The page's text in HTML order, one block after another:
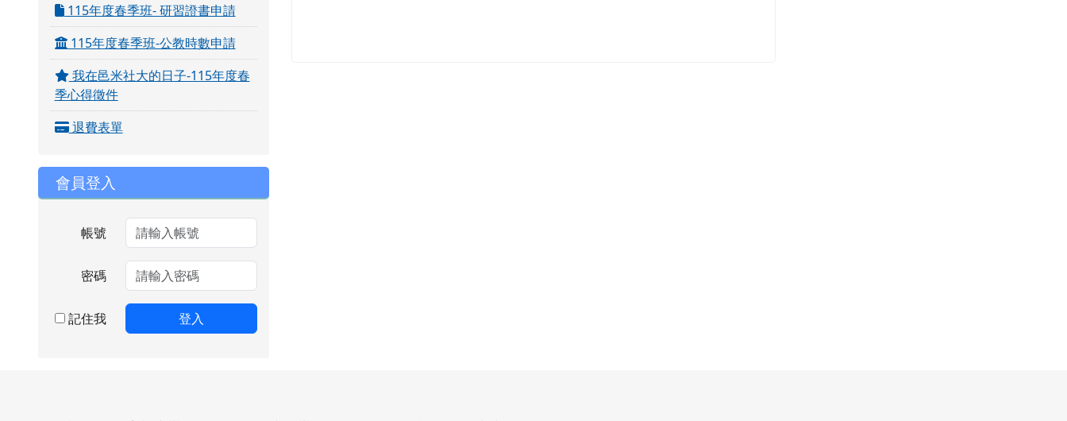
115年度春季班- 研習證書申請
115年度春季班-公教時數申請
我在邑米社大的日子-115年度春
季心得徵件
退費表單
會員登入
帳號
密碼
記住我 登入